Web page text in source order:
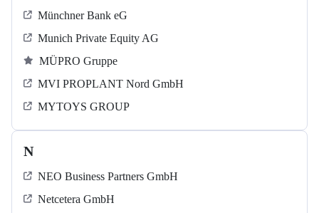
Münchner Bank eG
Munich Private Equity AG
MÜPRO Gruppe
MVI PROPLANT Nord GmbH
MYTOYS GROUP
N
NEO Business Partners GmbH
Netcetera GmbH